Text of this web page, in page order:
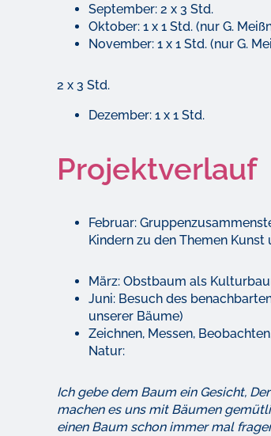
September: 2 x 3 Std.
Oktober: 1 x 1 Std. (nur G.
November: 1 x 1 Std. (nur G.
2 x 3 Std.
Dezember: 1 x 1 Std.
Projektverlauf
Februar:
Kindern zu den Themen
März: Obstbaum als
Juni: Besuch des
unserer Bäume)
Zeichnen, Messen,
Natur:
Ich gebe dem Baum ein Gesicht,
machen es uns mit Bäumen
einen Baum schon immer mal